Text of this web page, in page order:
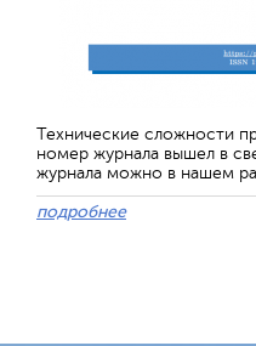
Технические сложности
номер журнала вышел в
журнала можно в нашем
подробнее